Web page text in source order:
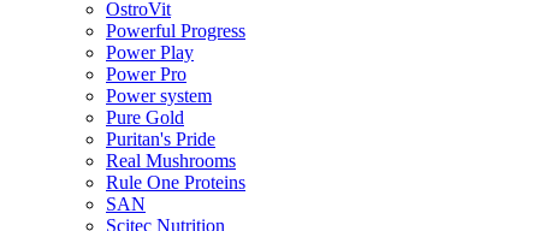
OstroVit
Powerful Progress
Power Play
Power Pro
Power system
Pure Gold
Puritan's Pride
Real Mushrooms
Rule One Proteins
SAN
Scitec Nutrition